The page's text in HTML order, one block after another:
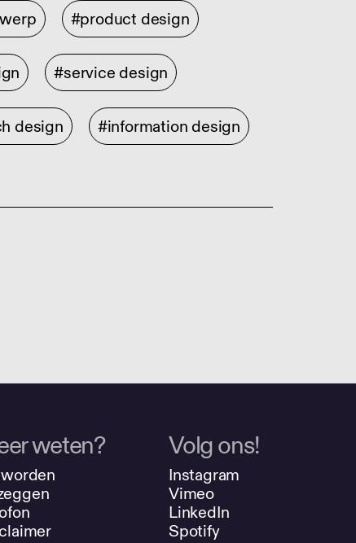
#product design
#service design
design #information design
weten? Volg ons!
Instagram
Vimeo
LinkedIn
Spotify